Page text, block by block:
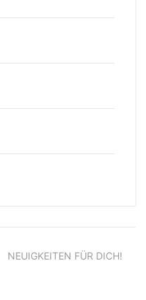
NEUIGKEITEN FÜR DICH!